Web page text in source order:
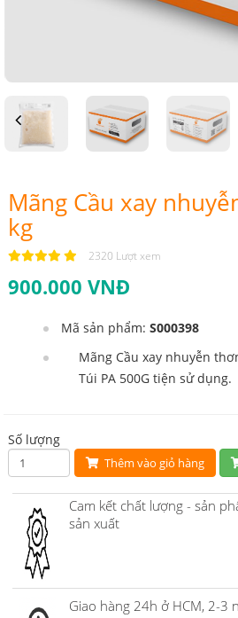
Previous
Mãng Cầu xay
kg
2320 Lượt xem
900.000 VNĐ
Mã sản phẩm: S000398
Mãng Cầu xay nhuyễn
Túi PA 500G tiện sử dụng.
Số lượng
Thêm vào giỏ hàng
Cam kết chất lượng - sản
sản xuất
Giao hàng 24h ở HCM, 2-3